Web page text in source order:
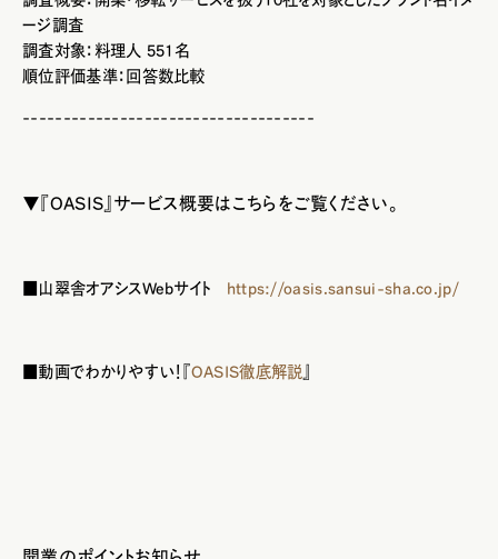
ージ調査
調査対象：料理人 551名
順位評価基準：回答数比較
------------------------------------
▼『OASIS』サービス概要はこちらをご覧ください。
■山翠舎オアシスWebサイト https://oasis.sansui-sha.co.jp/
■動画でわかりやすい！『OASIS徹底解説